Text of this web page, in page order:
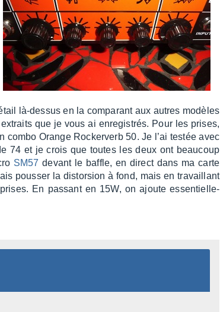
là-dessus en la compa­rant aux autres modèles
que je vous ai enre­gis­trés. Pour les prises,
combo Orange Rocker­verb 50. Je l’ai testée avec
74 et je crois que toutes les deux ont beau­coup
SM57 devant le baffle, en direct dans ma carte
pous­ser la distor­sion à fond, mais en travaillant
En passant en 15W, on ajoute essen­tiel­le­